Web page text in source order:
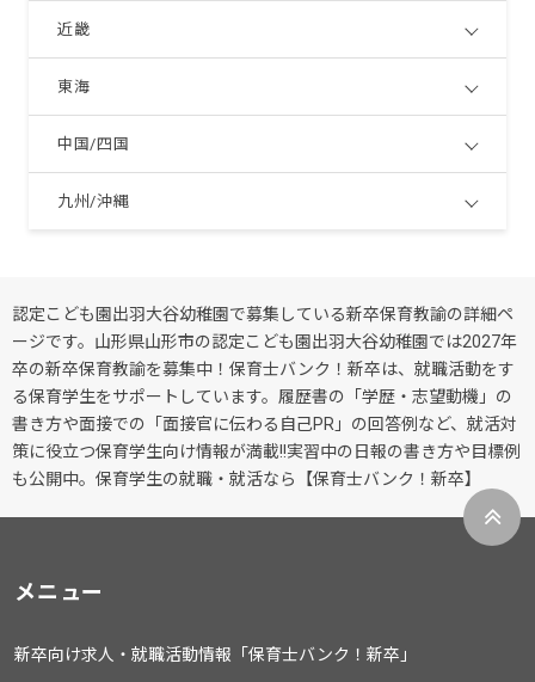
近畿
東海
中国/四国
九州/沖縄
認定こども園出羽大谷幼稚園で募集している新卒保育教諭の詳細ペ
ージです。山形県山形市の認定こども園出羽大谷幼稚園では2027年
卒の新卒保育教諭を募集中！保育士バンク！新卒は、就職活動をす
る保育学生をサポートしています。履歴書の「学歴・志望動機」の
書き方や面接での「面接官に伝わる自己PR」の回答例など、就活対
策に役立つ保育学生向け情報が満載!!実習中の日報の書き方や目標例
も公開中。保育学生の就職・就活なら【保育士バンク！新卒】
メニュー
新卒向け求人・就職活動情報「保育士バンク！新卒」